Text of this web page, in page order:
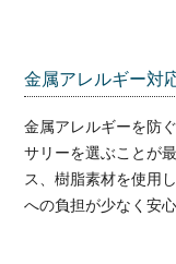
金属アレルギー対
金属アレルギーを防
サリーを選ぶことが
ス、樹脂素材を使用
への負担が少なく安